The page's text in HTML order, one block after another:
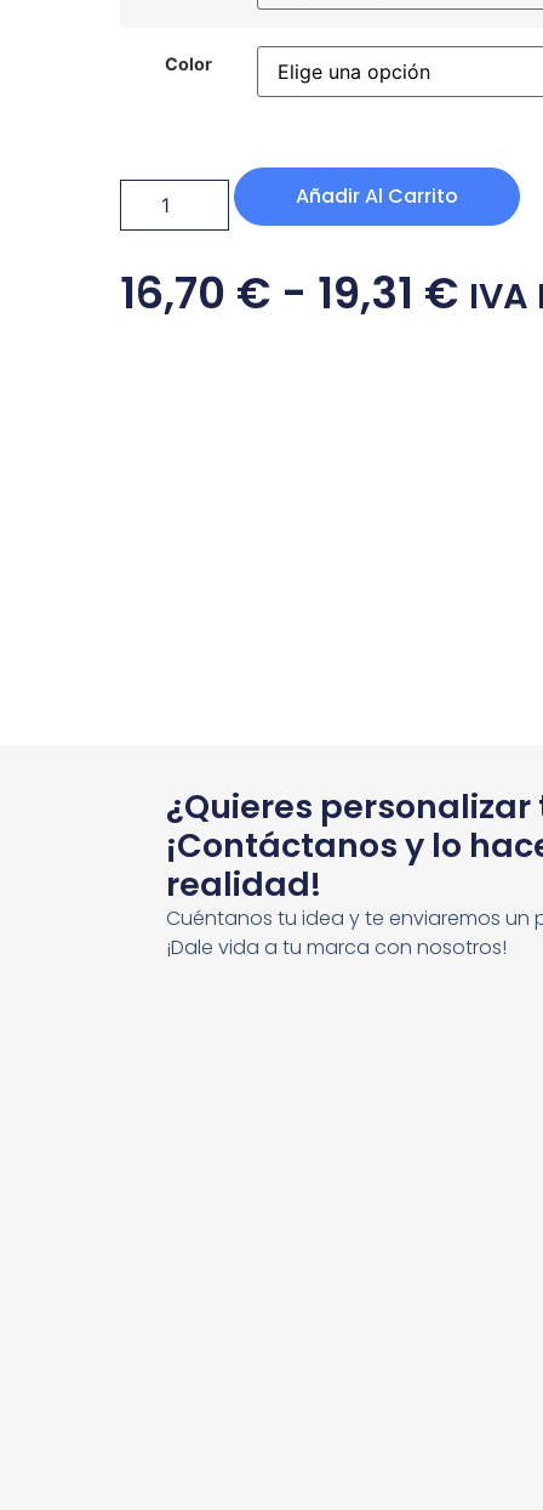
Color
Añadir Al Carrito
16,70 € - 19,31 €
¿Quieres
¡Contáctanos y lo
realidad!
Cuéntanos tu idea y te enviaremos un
¡Dale vida a tu marca con nosotros!